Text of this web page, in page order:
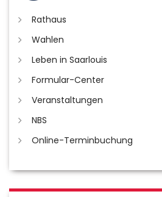
Rathaus
Wahlen
Leben in Saarlouis
Formular-Center
Veranstaltungen
NBS
Online-Terminbuchung